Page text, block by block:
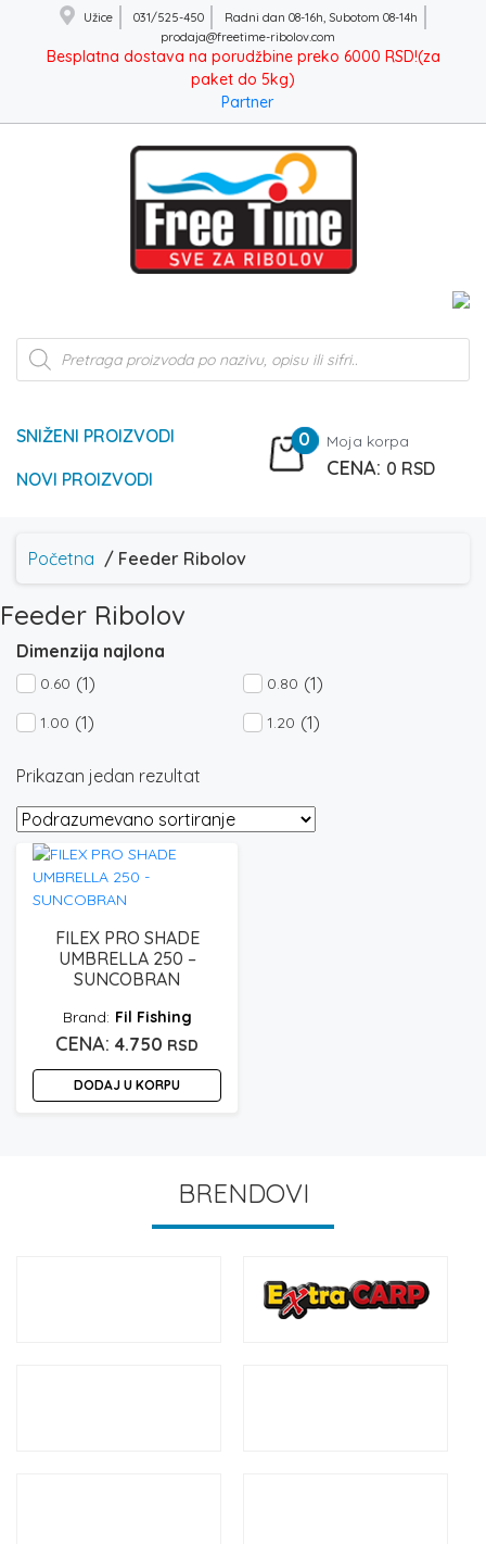
Užice 031/525-450
Radni dan 08-16h, Subotom 08-14h
prodaja@freetime-ribolov.com
Besplatna dostava na porudžbine preko 6000 RSD!(za
paket do 5kg)
Partner
Products
search
SNIŽENI PROIZVODI
NOVI PROIZVODI
0 Moja korpa
0 RSD
Početna / Feeder Ribolov
Feeder Ribolov
Dimenzija najlona
0.60 (1) 0.80 (1)
1.00 (1) 1.20 (1)
Prikazan jedan rezultat
FILEX PRO SHADE
UMBRELLA 250 –
SUNCOBRAN
Fil Fishing
4.750 RSD
DODAJ U KORPU
BRENDOVI